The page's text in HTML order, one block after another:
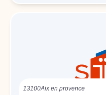
13100Aix en provence